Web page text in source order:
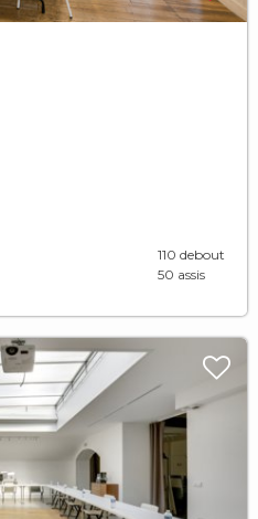
110 debout
50 assis